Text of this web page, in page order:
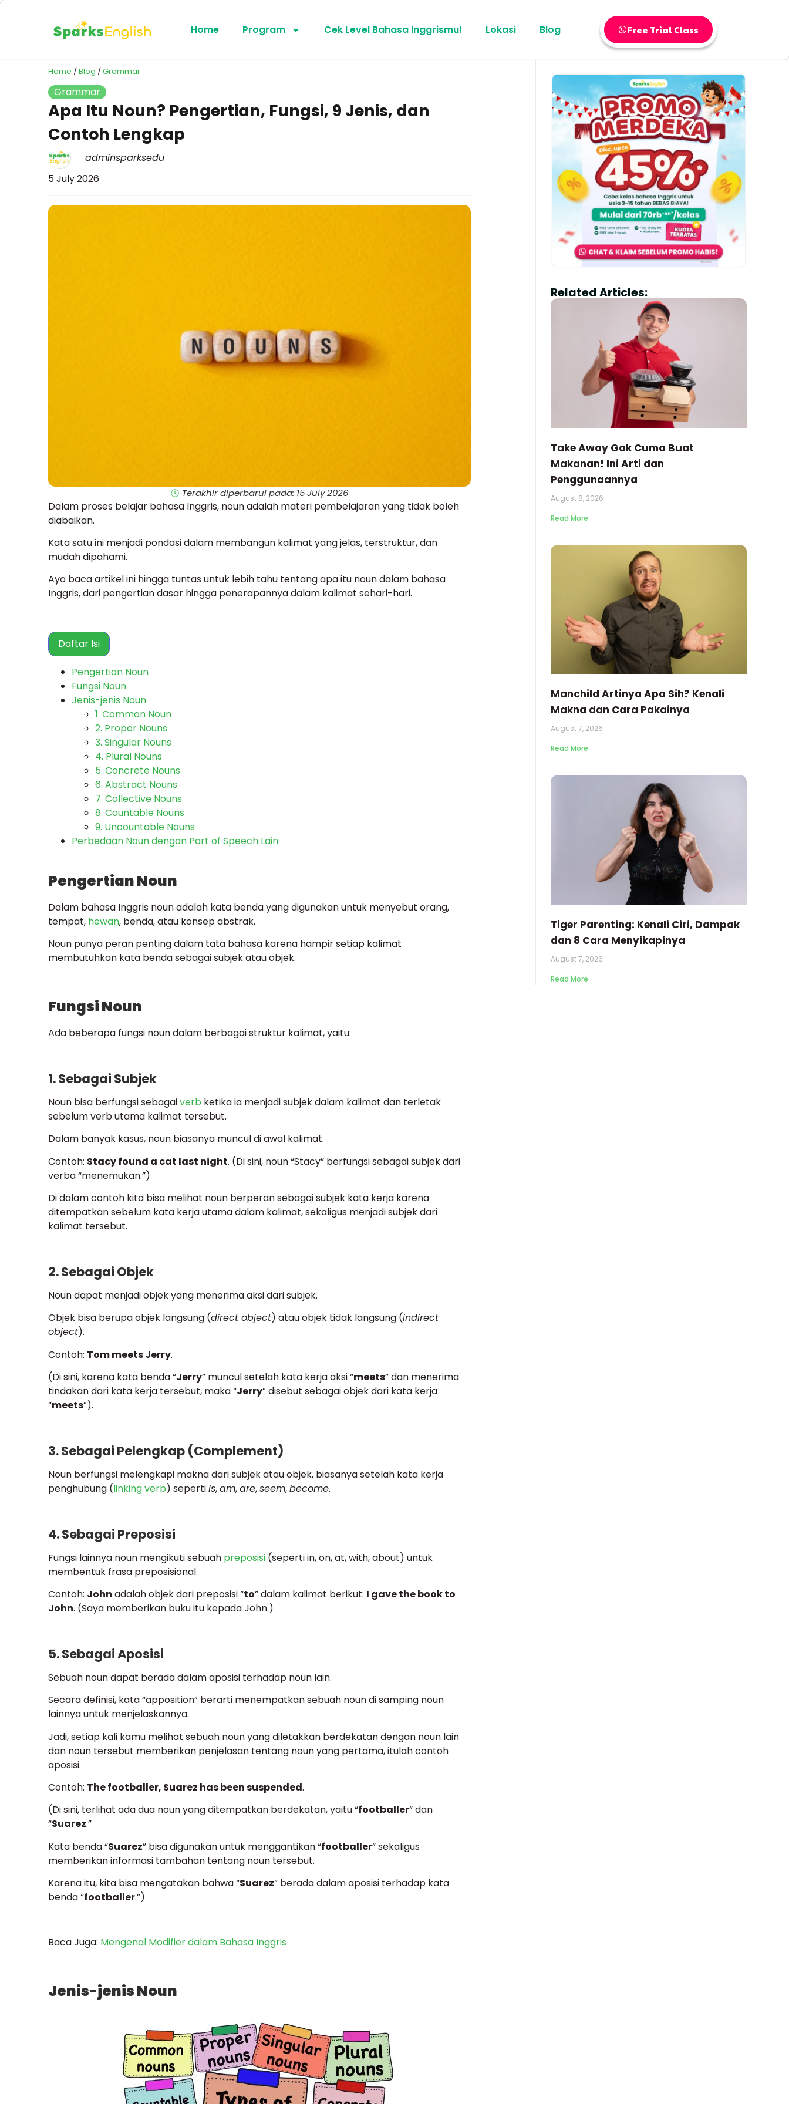
Home Program Cek Level Bahasa Inggrismu! Lokasi Blog Free Trial Class
Home /Blog /Grammar
Grammar
Apa Itu Noun? Pengertian, Fungsi, 9 Jenis, dan
Contoh Lengkap
adminsparksedu
5 July 2026
Terakhir diperbarui pada: 15 July 2026
Dalam proses belajar bahasa Inggris, noun adalah materi pembelajaran yang tidak boleh
diabaikan.
Kata satu ini menjadi pondasi dalam membangun kalimat yang jelas, terstruktur, dan
mudah dipahami.
Ayo baca artikel ini hingga tuntas untuk lebih tahu tentang apa itu noun dalam bahasa
Inggris, dari pengertian dasar hingga penerapannya dalam kalimat sehari-hari.
Daftar Isi
Pengertian Noun
Fungsi Noun
Jenis-jenis Noun
1. Common Noun
2. Proper Nouns
3. Singular Nouns
4. Plural Nouns
5. Concrete Nouns
6. Abstract Nouns
7. Collective Nouns
8. Countable Nouns
9. Uncountable Nouns
Perbedaan Noun dengan Part of Speech Lain
Pengertian Noun
Dalam bahasa Inggris noun adalah kata benda yang digunakan untuk menyebut orang,
tempat, hewan, benda, atau konsep abstrak.
Noun punya peran penting dalam tata bahasa karena hampir setiap kalimat
membutuhkan kata benda sebagai subjek atau objek.
Fungsi Noun
Ada beberapa fungsi noun dalam berbagai struktur kalimat, yaitu:
1. Sebagai Subjek
Noun bisa berfungsi sebagaiverb ketika ia menjadi subjek dalam kalimat dan terletak
sebelum verb utama kalimat tersebut.
Dalam banyak kasus, noun biasanya muncul di awal kalimat.
Contoh: Stacy found a cat last night. (Di sini, noun “Stacy” berfungsi sebagai subjek dari
verba “menemukan.”)
Di dalam contoh kita bisa melihat noun berperan sebagai subjek kata kerja karena
ditempatkan sebelum kata kerja utama dalam kalimat, sekaligus menjadi subjek dari
kalimat tersebut.
2. Sebagai Objek
Noun dapat menjadi objek yang menerima aksi dari subjek.
Objek bisa berupa objek langsung (direct object) atau objek tidak langsung (indirect
object).
Contoh: Tom meets Jerry.
(Di sini, karena kata benda “Jerry” muncul setelah kata kerja aksi “meets” dan menerima
tindakan dari kata kerja tersebut, maka “Jerry” disebut sebagai objek dari kata kerja
“meets”).
3. Sebagai Pelengkap (Complement)
Noun berfungsi melengkapi makna dari subjek atau objek, biasanya setelah kata kerja
penghubung (linking verb) sepertiis,am,are,seem,become.
4. Sebagai Preposisi
Fungsi lainnya noun mengikuti sebuah preposisi (seperti in, on, at, with, about) untuk
membentuk frasa preposisional.
Contoh: John adalah objek dari preposisi “to” dalam kalimat berikut: I gave the book to
John. (Saya memberikan buku itu kepada John.)
5. Sebagai Aposisi
Sebuah noun dapat berada dalam aposisi terhadap noun lain.
Secara definisi, kata “apposition” berarti menempatkan sebuah noun di samping noun
lainnya untuk menjelaskannya.
Jadi, setiap kali kamu melihat sebuah noun yang diletakkan berdekatan dengan noun lain
dan noun tersebut memberikan penjelasan tentang noun yang pertama, itulah contoh
aposisi.
Contoh: The footballer, Suarez has been suspended.
(Di sini, terlihat ada dua noun yang ditempatkan berdekatan, yaitu “footballer” dan
“Suarez.”
Kata benda “Suarez” bisa digunakan untuk menggantikan “footballer” sekaligus
memberikan informasi tambahan tentang noun tersebut.
Karena itu, kita bisa mengatakan bahwa “Suarez” berada dalam aposisi terhadap kata
benda “footballer.”)
Baca Juga: Mengenal Modifier dalam Bahasa Inggris
Jenis-jenis Noun
Related Articles:
Take Away Gak Cuma Buat
Makanan! Ini Arti dan
Penggunaannya
August 8, 2026
Read More
Manchild Artinya Apa Sih? Kenali
Makna dan Cara Pakainya
August 7, 2026
Read More
Tiger Parenting: Kenali Ciri, Dampak
dan 8 Cara Menyikapinya
August 7, 2026
Read More